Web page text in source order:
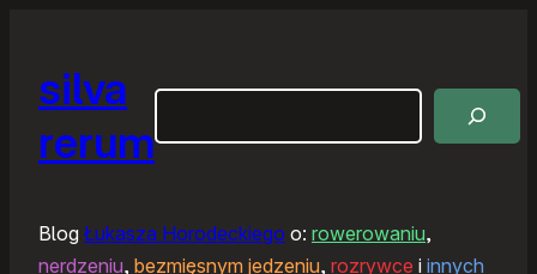
silva
rerum
Blog Łukasza Horodeckiego o: rowerowaniu,
nerdzeniu, bezmięsnym jedzeniu, rozrywce i innych